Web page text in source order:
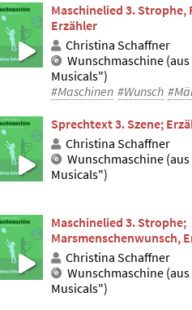
Maschinelied 3.
Erzähler
Christina Schaffner
Wunschmaschine
Musicals")
#Maschinen #Wunsch
Sprechtext 3. Szene;
Christina Schaffner
Wunschmaschine
Musicals")
Maschinelied 3. Strophe;
Marsmenschenwunsch,
Christina Schaffner
Wunschmaschine
Musicals")